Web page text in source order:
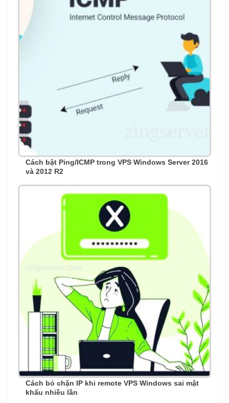
Cách bật Ping/ICMP trong VPS Windows Server 2016
và 2012 R2
Cách bỏ chặn IP khi remote VPS Windows sai mật
khẩu nhiều lần